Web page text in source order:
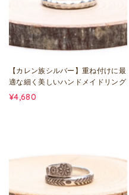
【カレン族シルバー】重ね付けに最
適な細く美しいハンドメイドリング
¥4,680